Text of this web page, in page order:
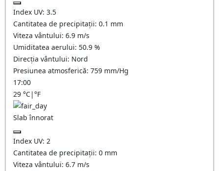
Index UV: 3.5
Cantitatea de precipitații: 0.1 mm
Viteza vântului: 6.9 m/s
Umiditatea aerului: 50.9 %
Direcția vântului: Nord
Presiunea atmosferică: 759 mm/Hg
17:00
29 °C|°F
Slab înnorat
Index UV: 2
Cantitatea de precipitații: 0 mm
Viteza vântului: 6.7 m/s